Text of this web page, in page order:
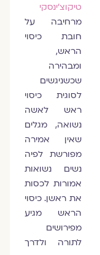
טיקוצ'ינסקי
מרחיבה על
חובת כיסוי
הראש,
ומבהירה
שכשניגשים
לסוגית כיסוי
ראש לאשה
נשואה, מגלים
שאין אמירה
מפורשת לפיה
נשים נשואות
אמורות לכסות
את ראשן. כיסוי
הראש מגיע
מפירושים
לתורה ולדרך